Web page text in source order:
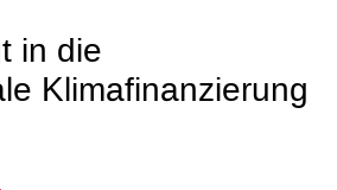
in die
Klimafinanzierung